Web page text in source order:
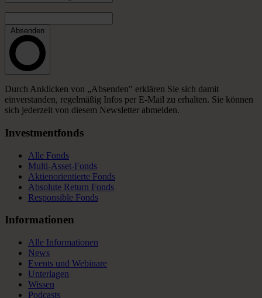
Absenden
Durch Anklicken von „Absenden" erklären Sie sich damit
einverstanden, regelmäßig Infos per E-Mail zu erhalten. Sie können
sich jederzeit von diesem Newsletter abmelden.
Investmentfonds
Alle Fonds
Multi-Asset-Fonds
Aktienorientierte Fonds
Absolute Return Fonds
Responsible Fonds
Informationen
Alle Informationen
News
Events und Webinare
Unterlagen
Wissen
Podcasts